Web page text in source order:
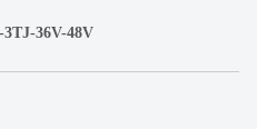
36V-48V